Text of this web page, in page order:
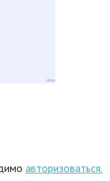
авторизоваться.